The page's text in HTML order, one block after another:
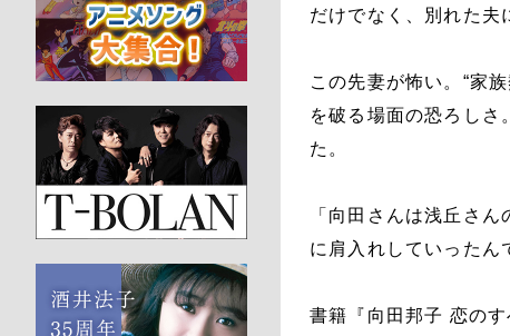
だけでなく、別れた夫
この先妻が怖い。“家
を破る場面の恐ろしさ
た。
「向田さんは浅丘さ
に肩入れしていったん
書籍『向田邦子 恋の